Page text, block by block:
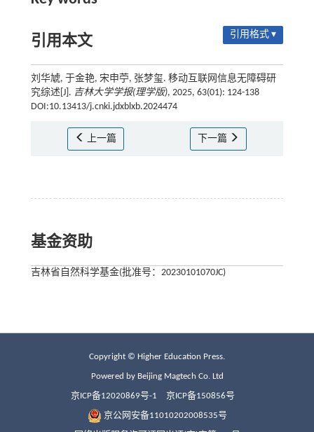
引用本文 引用格式 ▾
刘华虓, 于金艳, 宋申苧, 张梦玺. 移动互联网信息无障碍研
究综述[J]. 吉林大学学报(理学版), 2025, 63(01): 124-138
DOI:10.13413/j.cnki.jdxblxb.2024474
上一篇 下一篇
基金资助
吉林省自然科学基金(批准号：20230101070JC)
Copyright © Higher Education Press.
Powered by Beijing Magtech Co. Ltd
京ICP备12020869号-1 京ICP备150856号
京公网安备11010202008535号